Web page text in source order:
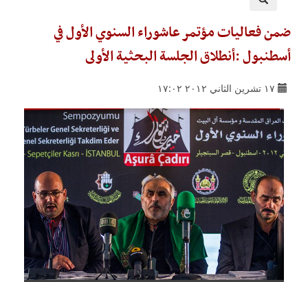
ضمن فعاليات مؤتمر عاشوراء السنوي الأول في
أسطنبول :أنطلاق الجلسة البحثية الأولى
١٧ تشرين الثاني ٢٠١٢ ١٧:٠٢